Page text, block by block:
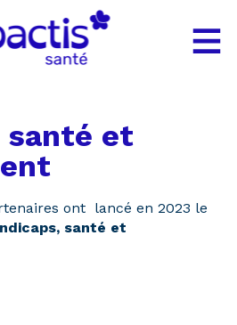
santé et
ont lancé en 2023 le
santé et